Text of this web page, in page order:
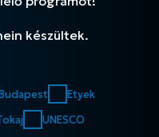
készültek.
Etyek
UNESCO